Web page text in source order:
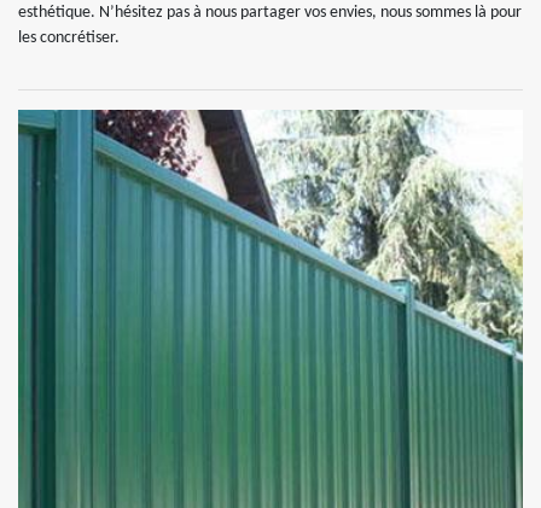
esthétique. N’hésitez pas à nous partager vos envies, nous sommes là pour
les concrétiser.